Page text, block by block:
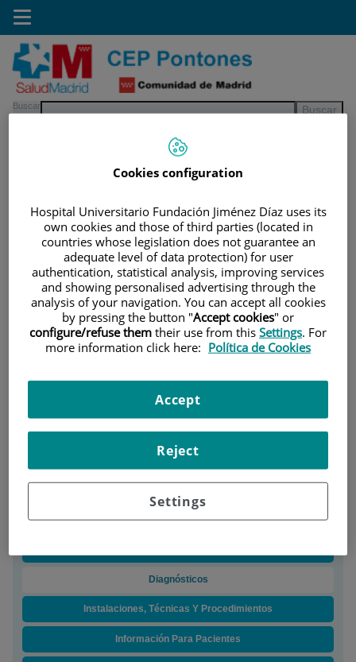
SaltarBuscar
Toggle
navigation
Teléfono de atención al usuario
INICIO|CARTERA DE SERVICIOS
ESPECIALIDADES| RADIODIAGNÓSTICO
DIAGNÓSTICOS
Radiodiagnóstico
Dr. Fernando Ybañez Carrillo
Horario:8 - 21h
Descripción
Docencia
Diagnósticos
Instalaciones, Técnicas Y Procedimientos
Información Para Pacientes
Cookies configuration
Hospital Universitario Fundación Jiménez Díaz uses its
own cookies and those of third parties (located in
countries whose legislation does not guarantee an
adequate level of data protection) for user
authentication, statistical analysis, improving services
and showing personalised advertising through the
analysis of your navigation. You can accept all cookies
by pressing the button "Accept cookies" or
configure/refuse them their use from this Settings. For
more information click here: Política de Cookies
Settings
Reject
Accept